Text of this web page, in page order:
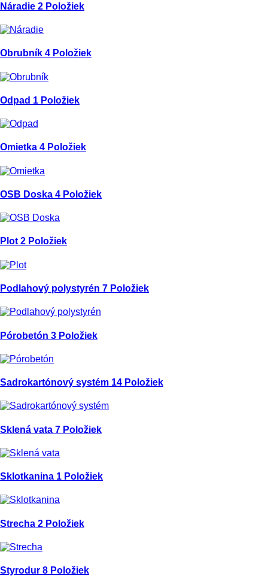
Náradie 2 Položiek
Obrubník 4 Položiek
Odpad 1 Položiek
Omietka 4 Položiek
OSB Doska 4 Položiek
Plot2 Položiek
Podlahový polystyrén 7 Položiek
Pórobetón 3 Položiek
Sadrokartónový systém 14 Položiek
Sklená vata 7 Položiek
Sklotkanina 1 Položiek
Strecha 2 Položiek
Styrodur 8 Položiek